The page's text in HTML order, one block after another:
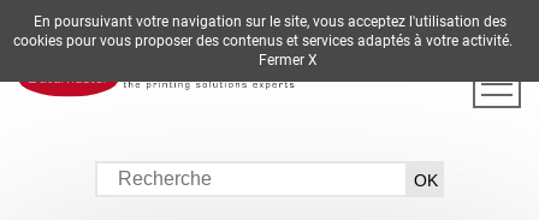
DE EN ES FR IT
En poursuivant votre navigation sur le site, vous acceptez l'utilisation des
cookies pour vous proposer des contenus et services adaptés à votre activité.
Fermer X